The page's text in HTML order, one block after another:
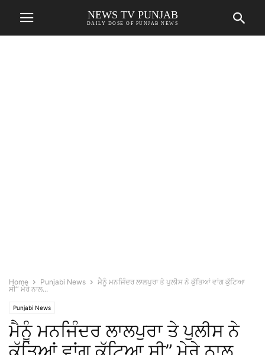
NEWS TV PUNJAB
DAILY DOSE OF PUNJAB NEWS
Home Punjabi News
ਮੈਨੂੰ ਮਨਜਿੰਦਰ ਲਾਲਪੁਰਾ ਤੇ ਪੁਲੀਸ ਨੇ ਕੁੱਤਿਆਂ ਵਾਂਗ ਕੁੱਟਿਆ
ਸੀ” ਮੇਰੇ ਨਾਲ...
Punjabi News
ਮੈਨੂੰ ਮਨਜਿੰਦਰ ਲਾਲਪੁਰਾ ਤੇ ਪੁਲੀਸ ਨੇ